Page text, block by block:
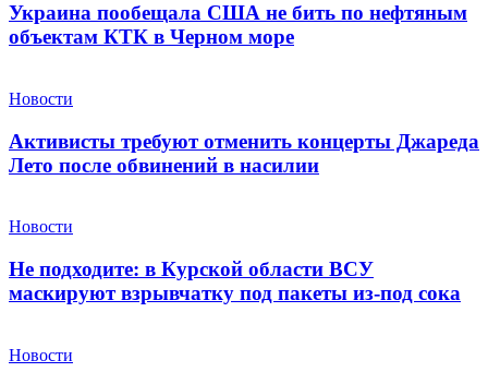
Украина пообещала США не бить по нефтяным
объектам КТК в Черном море
Новости
Активисты требуют отменить концерты Джареда
Лето после обвинений в насилии
Новости
Не подходите: в Курской области ВСУ
маскируют взрывчатку под пакеты из-под сока
Новости